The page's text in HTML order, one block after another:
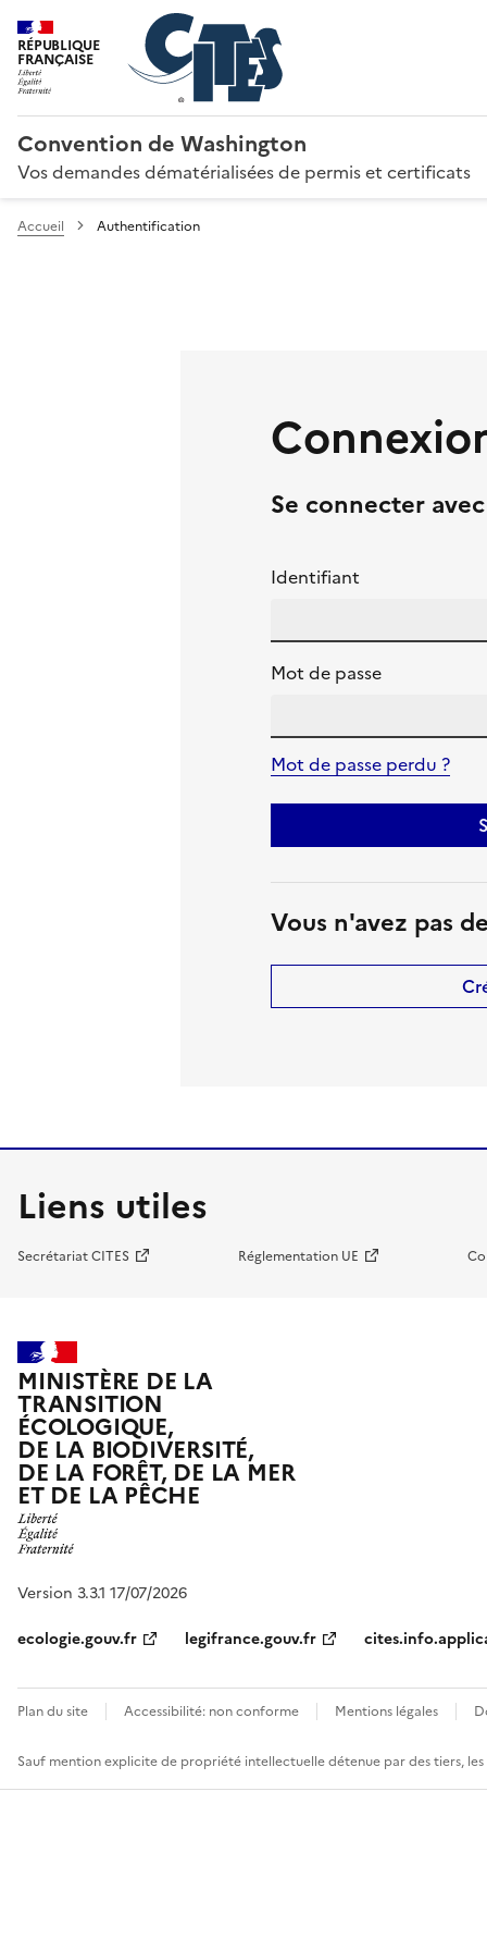
RÉPUBLIQUE
FRANÇAISE
Convention de Washington
Vos demandes dématérialisées de permis et certificats
Accueil Authentification
Se connecter
Identifiant
Mot de passe
Mot de passe perdu ?
Vous n'avez pas
Liens utiles
Secrétariat CITES Réglementation UE
MINISTÈRE DE LA
TRANSITION
ÉCOLOGIQUE,
DE LA BIODIVERSITÉ,
DE LA FORÊT, DE LA MER
ET DE LA PÊCHE
Version 3.3.1 17/07/2026
ecologie.gouv.fr
legifrance.gouv.fr
Plan du site Accessibilité: non conforme Mentions légales
Sauf mention explicite de propriété intellectuelle détenue par des tiers,